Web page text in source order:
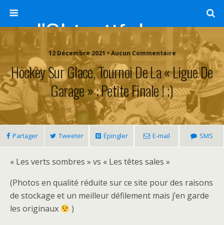
l'Objectif de Clairette
12 Décembre 2021 • Aucun Commentaire
Hockey Sur Glace, Tournoi De La « Ligue De
Garage » : Petite Finale ! ;)
Partager Tweeter Épingler E-mail SMS
« Les verts sombres » vs « Les têtes sales »
(Photos en qualité réduite sur ce site pour des raisons
de stockage et un meilleur défilement mais j’en garde
les originaux
)